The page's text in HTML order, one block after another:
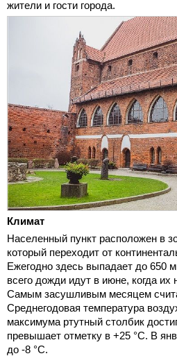
жители и гости города.
Климат
Населенный пункт расположен в
который переходит от
Ежегодно здесь выпадает до 650
всего дожди идут в июне, когда
Самым засушливым месяцем
Среднегодовая температура
максимума ртутный столбик
превышает отметку в +25 °C. В
до -8 °C.